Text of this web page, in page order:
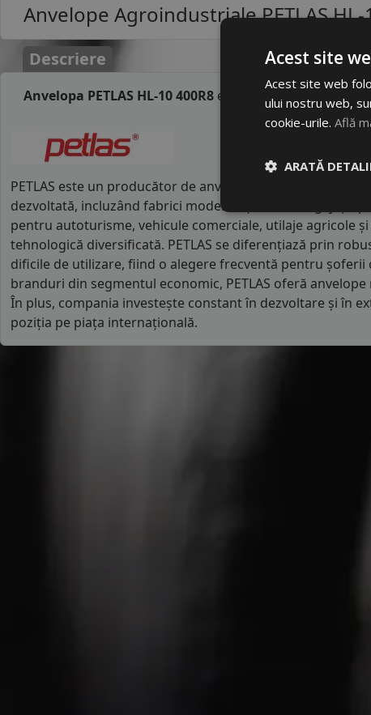
Anvelope AgroindustrialePETLAS
Descriere
Anvelopa PETLAS HL-10 400R8 este o anvelopa
PETLAS este un producător de anvelope din Turcia, cu o
dezvoltată, incluzând fabrici moderne și mii de angajați
pentru autoturisme, vehicule comerciale, utilaje agricole
tehnologică diversificată. PETLAS se diferențiază prin
dificile de utilizare, fiind o alegere frecventă pentru
branduri din segmentul economic, PETLAS oferă
În plus, compania investește constant în dezvoltare și în
poziția pe piața internațională.
Acest site
Acest site web
ului nostru web,
cookie-urile. Află
ARATĂ